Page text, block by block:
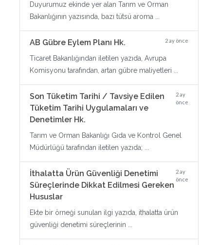
Duyurumuz ekinde yer alan Tarım ve Orman
Bakanlığının yazısında, bazı tütsü aroma ...
AB Gübre Eylem Planı Hk. 2 ay önce
Ticaret Bakanlığından iletilen yazıda, Avrupa
Komisyonu tarafından, artan gübre maliyetleri ...
Son Tüketim Tarihi / Tavsiye Edilen
Tüketim Tarihi Uygulamaları ve
Denetimler Hk.
2 ay
önce
Tarım ve Orman Bakanlığı Gıda ve Kontrol Genel
Müdürlüğü tarafından iletilen yazıda; ...
İthalatta Ürün Güvenliği Denetimi
Süreçlerinde Dikkat Edilmesi Gereken
Hususlar
2 ay
önce
Ekte bir örneği sunulan ilgi yazıda, ithalatta ürün
güvenliği denetimi süreçlerinin ...